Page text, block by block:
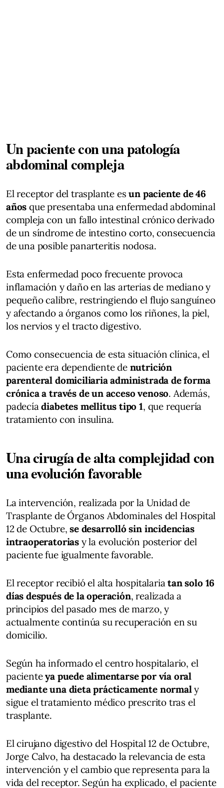
Un paciente con una patología
abdominal compleja
El receptor del trasplante esun paciente de 46
años que presentaba una enfermedad abdominal
compleja con un fallo intestinal crónico derivado
de un síndrome de intestino corto, consecuencia
de una posible panarteritis nodosa.
Esta enfermedad poco frecuente provoca
inflamación y daño en las arterias de mediano y
pequeño calibre, restringiendo el flujo sanguíneo
y afectando a órganos como los riñones, la piel,
los nervios y el tracto digestivo.
Como consecuencia de esta situación clínica, el
paciente era dependiente de nutrición
parenteral domiciliaria administrada de forma
crónica a través de un acceso venoso. Además,
padecíadiabetes mellitus tipo 1, que requería
tratamiento con insulina.
Una cirugía de alta complejidad con
una evolución favorable
La intervención, realizada por la Unidad de
Trasplante de Órganos Abdominales del Hospital
12 de Octubre,se desarrolló sin incidencias
intraoperatoriasy la evolución posterior del
paciente fue igualmente favorable.
El receptor recibió el alta hospitalariatan solo 16
días después de la operación, realizada a
principios del pasado mes de marzo, y
actualmente continúa su recuperación en su
domicilio.
Según ha informado el centro hospitalario, el
pacienteya puede alimentarse por vía oral
mediante una dieta prácticamente normaly
sigue el tratamiento médico prescrito tras el
trasplante.
El cirujano digestivo del Hospital 12 de Octubre,
Jorge Calvo, ha destacado la relevancia de esta
intervención y el cambio que representa para la
vida del receptor. Según ha explicado, el paciente